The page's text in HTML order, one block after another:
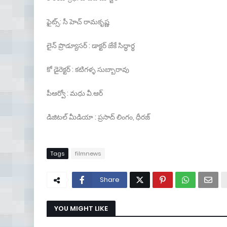
ఫైట్స్: సీ హెచ్ రామకృష్ణ
లైన్ ప్రొడ్యూసర్ : డాక్టర్ జేకే సిద్ధార్థ
కో డైరెక్టర్ : కటిగళ్ళ సుబ్బారావు
పీఆర్వో : మధు వీ.ఆర్
డిజిటల్ మీడియా : ప్రసాద్ లింగం, ధీరజ్
Tags filmnews
Share
YOU MIGHT LIKE